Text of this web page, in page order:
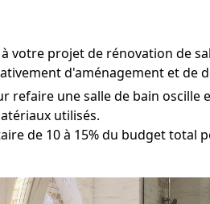
votre projet de rénovation de
d'aménagement et de
une salle de bain oscille
utilisés.
de 10 à 15% du budget total